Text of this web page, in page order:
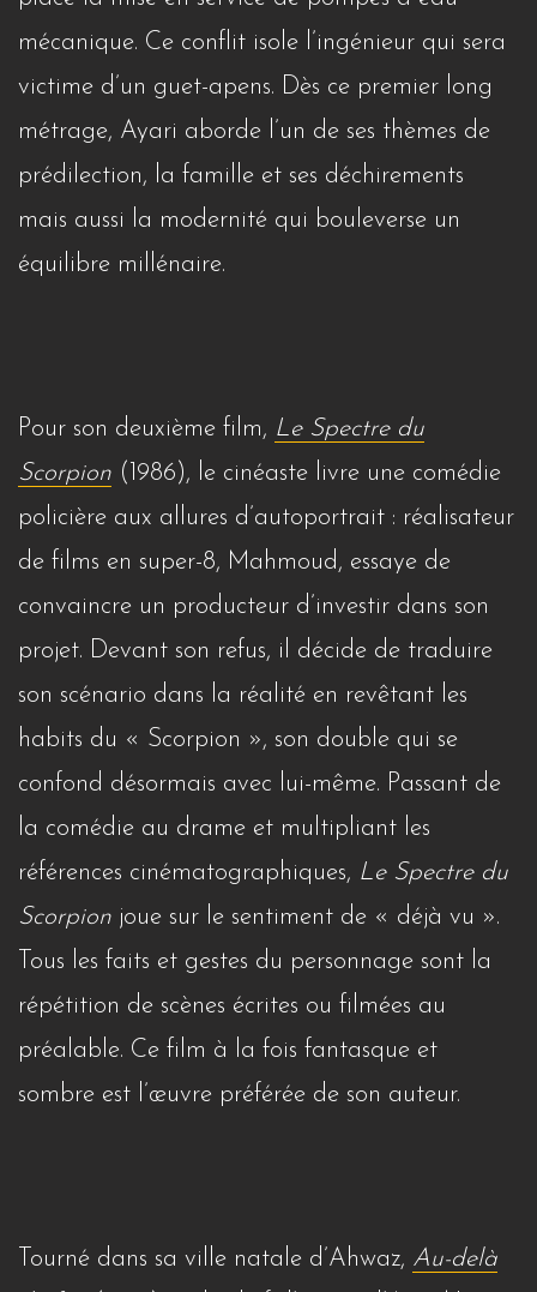
mécanique. Ce conflit isole l’ingénieur qui sera
victime d’un guet-apens. Dès ce premier long
métrage, Ayari aborde l’un de ses thèmes de
prédilection, la famille et ses déchirements
mais aussi la modernité qui bouleverse un
équilibre millénaire.
Pour son deuxième film, Le Spectre du
Scorpion (1986), le cinéaste livre une comédie
policière aux allures d’autoportrait : réalisateur
de films en super-8, Mahmoud, essaye de
convaincre un producteur d’investir dans son
projet. Devant son refus, il décide de traduire
son scénario dans la réalité en revêtant les
habits du « Scorpion », son double qui se
confond désormais avec lui-même. Passant de
la comédie au drame et multipliant les
références cinématographiques, Le Spectre du
Scorpion joue sur le sentiment de « déjà vu ».
Tous les faits et gestes du personnage sont la
répétition de scènes écrites ou filmées au
préalable. Ce film à la fois fantasque et
sombre est l’œuvre préférée de son auteur.
Tourné dans sa ville natale d’Ahwaz, Au-delà